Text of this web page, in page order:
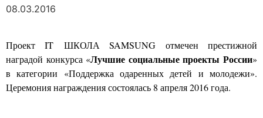
08.03.2016
ПроектIT ШКОЛАSAMSUNG отмечен престижной
наградой конкурса «Лучшие социальные проекты России»
в категории «Поддержка одаренных детей и молодежи».
Церемония награждения состоялась 8 апреля 2016 года.